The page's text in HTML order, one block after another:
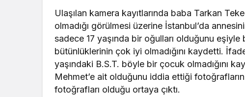
Ulaşılan kamera kayıtlarında baba Tarkan
olmadığı görülmesi üzerine İstanbul’da
sadece 17 yaşında bir oğulları olduğunu
bütünlüklerinin çok iyi olmadığını kaydetti.
yaşındaki B.S.T. böyle bir çocuk olmadığını
Mehmet’e ait olduğunu iddia ettiği fotoğrafların
fotoğrafları olduğu ortaya çıktı.